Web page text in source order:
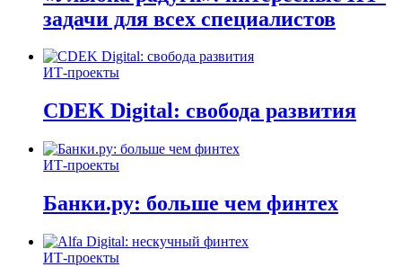
задачи для всех специалистов
ИТ-проекты
CDEK Digital: свобода развития
ИТ-проекты
Банки.ру: больше чем финтех
ИТ-проекты